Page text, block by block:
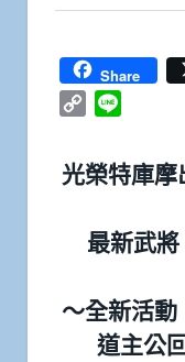
Share
Copy
光榮特庫
最新武
～全新活
道主公